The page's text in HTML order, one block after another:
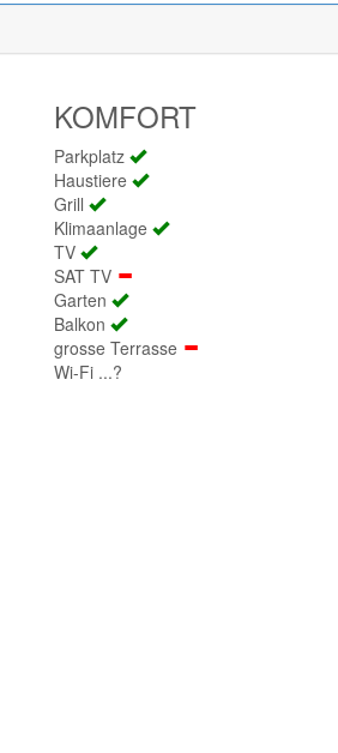
KOMFORT
Parkplatz
Haustiere
Grill
Klimaanlage
TV
SAT TV
Garten
Balkon
grosse Terrasse
Wi-Fi ...?